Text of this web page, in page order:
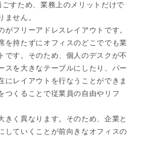
すため、業務上のメリットだけで
ません。
フリーアドレスレイアウトです。
を持たずにオフィスのどこででも業
です。そのため、個人のデスクが不
スを大きなテーブルにしたり、パー
にレイアウトを行なうことができま
つくることで従業員の自由やリフ
きく異なります。そのため、企業と
していくことが前向きなオフィスの